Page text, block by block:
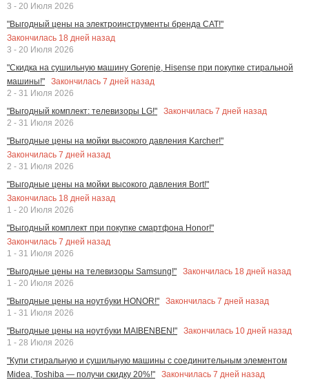
3 - 20 Июля 2026
"Выгодный цены на электроинструменты бренда CAT!"
Закончилась 18 дней назад
3 - 20 Июля 2026
"Скидка на сушильную машину Gorenje, Hisense при покупке стиральной
машины!"
Закончилась 7 дней назад
2 - 31 Июля 2026
"Выгодный комплект: телевизоры LG!"
Закончилась 7 дней назад
2 - 31 Июля 2026
"Выгодные цены на мойки высокого давления Karcher!"
Закончилась 7 дней назад
2 - 31 Июля 2026
"Выгодные цены на мойки высокого давления Bort!"
Закончилась 18 дней назад
1 - 20 Июля 2026
"Выгодный комплект при покупке смартфона Honor!"
Закончилась 7 дней назад
1 - 31 Июля 2026
"Выгодные цены на телевизоры Samsung!"
Закончилась 18 дней назад
1 - 20 Июля 2026
"Выгодные цены на ноутбуки HONOR!"
Закончилась 7 дней назад
1 - 31 Июля 2026
"Выгодные цены на ноутбуки MAIBENBEN!"
Закончилась 10 дней назад
1 - 28 Июля 2026
"Купи стиральную и сушильную машины с соединительным элементом
Midea, Toshiba — получи скидку 20%!"
Закончилась 7 дней назад